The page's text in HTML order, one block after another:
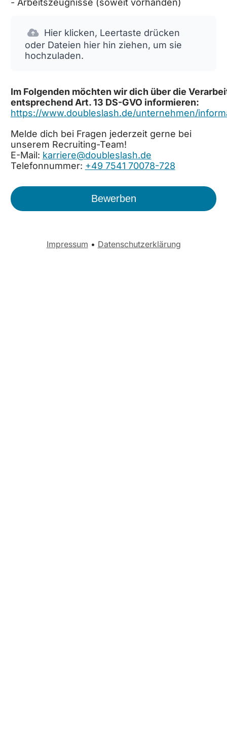
- Arbeitszeugnisse (soweit vorhanden)
Hier klicken, Leertaste drücken
oder Dateien hier hin ziehen, um sie
hochzuladen.
Im Folgenden möchten wir dich über die
entsprechend Art. 13 DS-GVO informieren:
https://www.doubleslash.de/unternehmen/
Melde dich bei Fragen jederzeit gerne bei
unserem Recruiting-Team!
E-Mail: karriere@doubleslash.de
Telefonnummer: +49 7541 70078-728
Impressum • Datenschutzerklärung